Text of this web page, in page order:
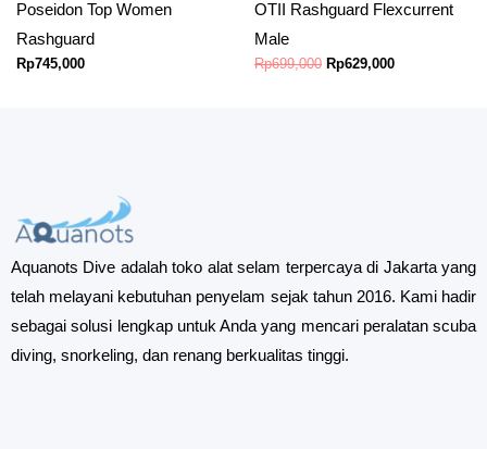
Poseidon Top Women
Rashguard
Rp745,000
OTII Rashguard Flexcurrent
Male
Rp699,000 Rp629,000
Aquanots Dive adalah toko alat selam terpercaya di Jakarta yang
telah melayani kebutuhan penyelam sejak tahun 2016. Kami hadir
sebagai solusi lengkap untuk Anda yang mencari peralatan scuba
diving, snorkeling, dan renang berkualitas tinggi.